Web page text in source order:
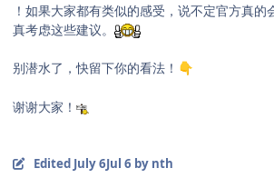
！如果大家都有类似的感受，说不定官方真的
真考虑这些建议。
别潜水了，快留下你的看法！ 👇
谢谢大家！
Edited July 6Jul 6 by nth